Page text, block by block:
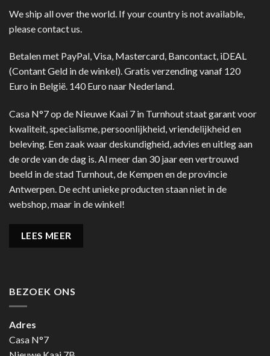
We ship all over the world. If your country is not available,
please contact us.
Betalen met PayPal, Visa, Mastercard, Bancontact, iDEAL
(Contant Geld in de winkel). Gratis verzending vanaf 120
Euro in België. 140 Euro naar Nederland.
Casa N°7 op de Nieuwe Kaai 7 in Turnhout staat garant voor
kwaliteit, specialisme, persoonlijkheid, vriendelijkheid en
beleving. Een zaak waar deskundigheid, advies en uitleg aan
de orde van de dag is. Al meer dan 30 jaar een vertrouwd
beeld in de stad Turnhout, de Kempen en de provincie
Antwerpen. De echt unieke producten staan niet in de
webshop, maar in de winkel!
LEES MEER
BEZOEK ONS
Adres
Casa N°7